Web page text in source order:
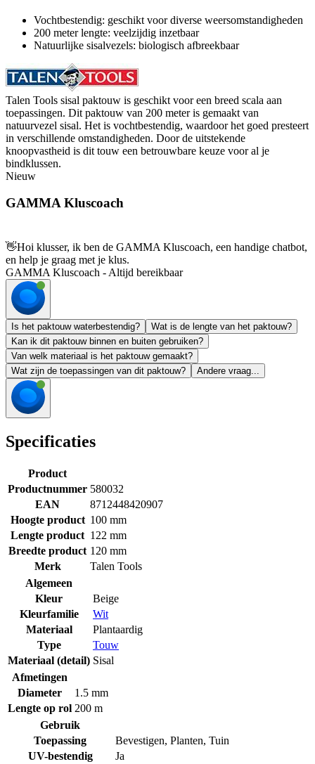
Vochtbestendig: geschikt voor diverse weersomstandigheden
200 meter lengte: veelzijdig inzetbaar
Natuurlijke sisalvezels: biologisch afbreekbaar
Talen Tools sisal paktouw is geschikt voor een breed scala aan
toepassingen. Dit paktouw van 200 meter is gemaakt van
natuurvezel sisal. Het is vochtbestendig, waardoor het goed presteert
in verschillende omstandigheden. Door de uitstekende
knoopvastheid is dit touw een betrouwbare keuze voor al je
bindklussen.
Nieuw
GAMMA Kluscoach
👋Hoi klusser, ik ben de GAMMA Kluscoach, een handige chatbot,
en help je graag met je klus.
GAMMA Kluscoach - Altijd bereikbaar
Is het paktouw waterbestendig?
Wat is de lengte van het paktouw?
Kan ik dit paktouw binnen en buiten gebruiken?
Van welk materiaal is het paktouw gemaakt?
Wat zijn de toepassingen van dit paktouw?
Andere vraag...
Specificaties
Product
Productnummer 580032
EAN
8712448420907
Hoogte product 100 mm
Lengte product 122 mm
Breedte product 120 mm
Merk
Talen Tools
Algemeen
Kleur
Beige
Kleurfamilie
Wit
Materiaal
Plantaardig
Type
Touw
Materiaal (detail) Sisal
Afmetingen
Diameter
1.5 mm
Lengte op rol 200 m
Gebruik
Toepassing
Bevestigen, Planten, Tuin
UV-bestendig
Ja